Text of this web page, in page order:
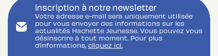
Inscription à notre newsletter
Votre adresse e-mail sera uniquement utilisée
pour vous envoyer des informations sur les
actualités Hachette Jeunesse. Vous pouvez vous
désinscrire à tout moment. Pour plus
d’informations, cliquez ici.